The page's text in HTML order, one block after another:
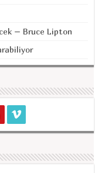
– Bruce Lipton